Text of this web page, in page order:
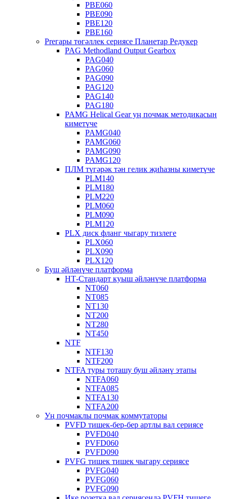
PBE060
PBE090
PBE120
PBE160
Preгары төгәллек сериясе Планетар Редукер
PAG Methodland Output Gearbox
PAG040
PAG060
PAG090
PAG120
PAG140
PAG180
PAMG Helical Gear уң почмак методикасын
киметүче
PAMG040
PAMG060
PAMG090
PAMG120
ПЛМ түгәрәк тән гелик җиһазны киметүче
PLM140
PLM180
PLM220
PLM060
PLM090
PLM120
PLX диск фланг чыгару тизлеге
PLX060
PLX090
PLX120
Буш әйләнүче платформа
НТ-Стандарт куыш әйләнүче платформа
NT060
NT085
NT130
NT200
NT280
NT450
NTF
NTF130
NTF200
NTFA туры тоташу буш әйләнү этапы
NTFA060
NTFA085
NTFA130
NTFA200
Уң почмаклы почмак коммутаторы
PVFD тишек-бер-бер артлы вал сериясе
PVFD040
PVFD060
PVFD090
PVFG тишек тишек чыгару сериясе
PVFG040
PVFG060
PVFG090